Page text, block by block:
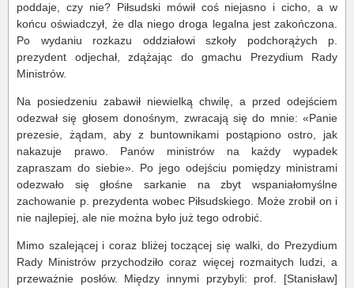
poddaje, czy nie? Piłsudski mówił coś niejasno i cicho, a w
końcu oświadczył, że dla niego droga legalna jest zakończona.
Po wydaniu rozkazu oddziałowi szkoły podchorążych p.
prezydent odjechał, zdążając do gmachu Prezydium Rady
Ministrów.
Na posiedzeniu zabawił niewielką chwilę, a przed odejściem
odezwał się głosem donośnym, zwracają się do mnie: «Panie
prezesie, żądam, aby z buntownikami postąpiono ostro, jak
nakazuje prawo. Panów ministrów na każdy wypadek
zapraszam do siebie». Po jego odejściu pomiędzy ministrami
odezwało się głośne sarkanie na zbyt wspaniałomyślne
zachowanie p. prezydenta wobec Piłsudskiego. Może zrobił on i
nie najlepiej, ale nie można było już tego odrobić.
Mimo szalejącej i coraz bliżej toczącej się walki, do Prezydium
Rady Ministrów przychodziło coraz więcej rozmaitych ludzi, a
przeważnie posłów. Między innymi przybyli: prof. [Stanisław]